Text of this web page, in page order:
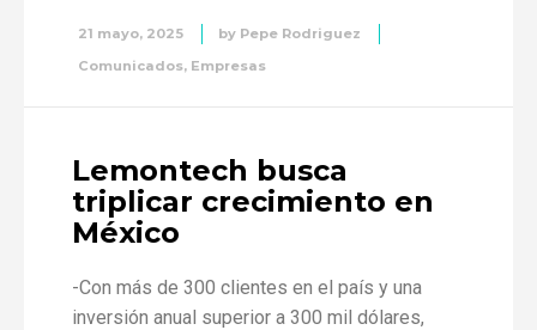
21 mayo, 2025 by Pepe Rodriguez
Comunicados, Empresas
Lemontech busca
triplicar crecimiento en
México
-Con más de 300 clientes en el país y una
inversión anual superior a 300 mil dólares,